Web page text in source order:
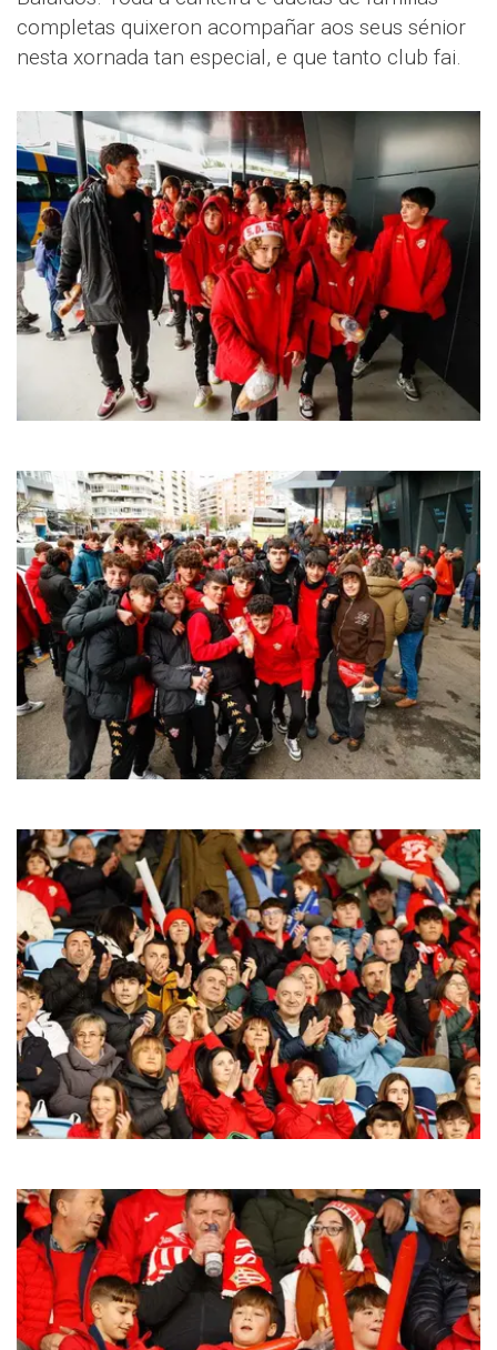
completas quixeron acompañar aos seus sénior
nesta xornada tan especial, e que tanto club fai.